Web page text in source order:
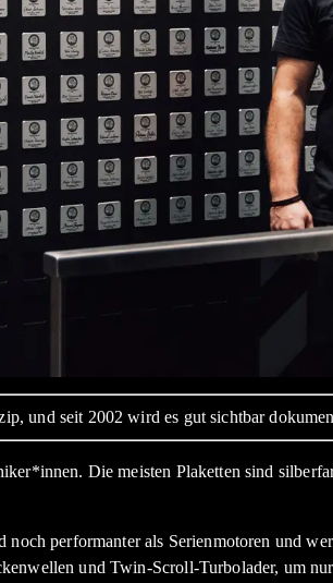
und seit 2002 wird es gut sichtbar
Die meisten Plaketten sind
performanter als Serienmotoren und
und Twin-Scroll-Turbolader, um